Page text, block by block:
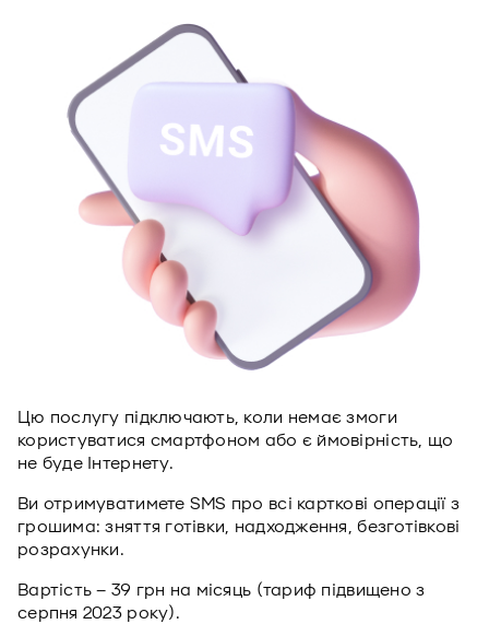
Цю послугу підключають, коли немає змоги
користуватися смартфоном або є ймовірність, що
не буде Інтернету.
Ви отримуватимете SMS про всі карткові операції з
грошима: зняття готівки, надходження, безготівкові
розрахунки.
Вартість – 39 грн на місяць (тариф підвищено з
серпня 2023 року).